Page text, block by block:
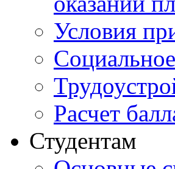
Условия
Расчет
Студентам